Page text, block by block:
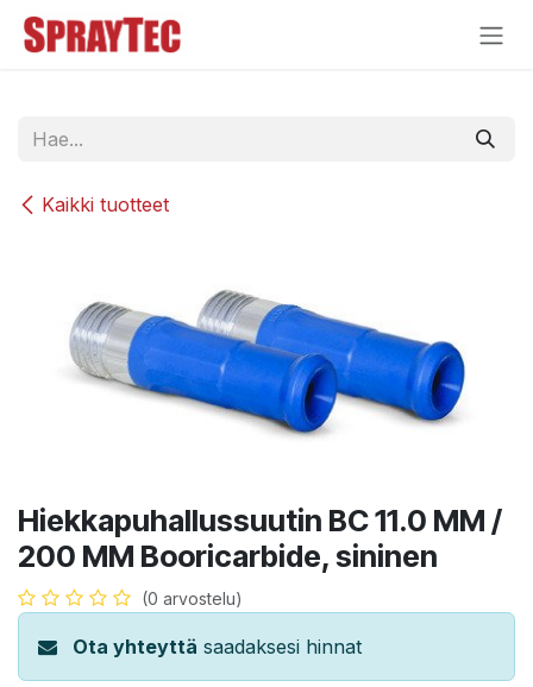
Siirry sisältöön
Kaikki tuotteet
Hiekkapuhallussuutin BC 11.0 MM /
200 MM Booricarbide, sininen
(0 arvostelu)
Ota yhteyttä saadaksesi hinnat